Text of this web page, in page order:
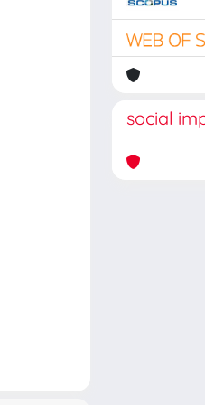
social